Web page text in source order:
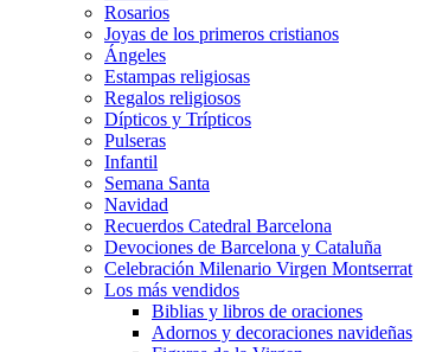
Rosarios
Joyas de los primeros cristianos
Ángeles
Estampas religiosas
Regalos religiosos
Dípticos y Trípticos
Pulseras
Infantil
Semana Santa
Navidad
Recuerdos Catedral Barcelona
Devociones de Barcelona y Cataluña
Celebración Milenario Virgen Montserrat
Los más vendidos
Biblias y libros de oraciones
Adornos y decoraciones navideñas